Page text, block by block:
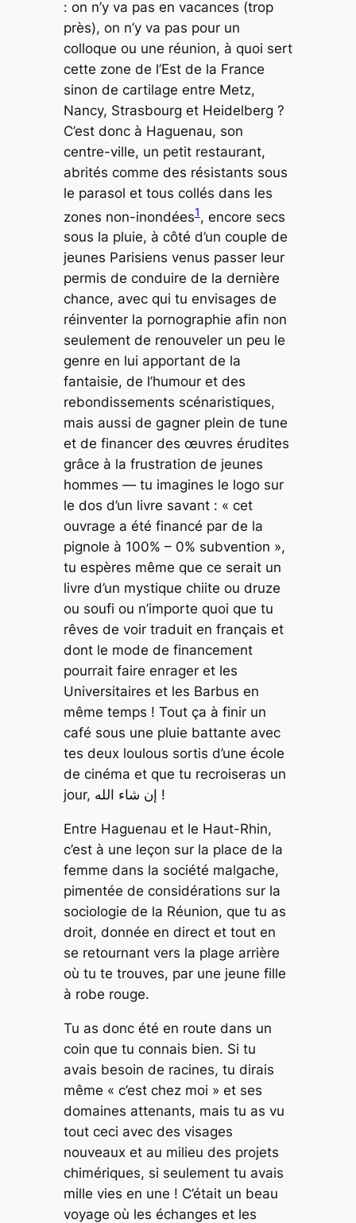
: on n’y va pas en vacances (trop
près), on n’y va pas pour un
colloque ou une réunion, à quoi sert
cette zone de l’Est de la France
sinon de cartilage entre Metz,
Nancy, Strasbourg et Heidelberg ?
C’est donc à Haguenau, son
centre-ville, un petit restaurant,
abrités comme des résistants sous
le parasol et tous collés dans les
zones non-inondées1, encore secs
sous la pluie, à côté d’un couple de
jeunes Parisiens venus passer leur
permis de conduire de la dernière
chance, avec qui tu envisages de
réinventer la pornographie afin non
seulement de renouveler un peu le
genre en lui apportant de la
fantaisie, de l’humour et des
rebondissements scénaristiques,
mais aussi de gagner plein de tune
et de financer des œuvres érudites
grâce à la frustration de jeunes
hommes — tu imagines le logo sur
le dos d’un livre savant : « cet
ouvrage a été financé par de la
pignole à 100% – 0% subvention »,
tu espères même que ce serait un
livre d’un mystique chiite ou druze
ou soufi ou n’importe quoi que tu
rêves de voir traduit en français et
dont le mode de financement
pourrait faire enrager et les
Universitaires et les Barbus en
même temps ! Tout ça à finir un
café sous une pluie battante avec
tes deux loulous sortis d’une école
de cinéma et que tu recroiseras un
jour, إن شاء الله !
Entre Haguenau et le Haut-Rhin,
c’est à une leçon sur la place de la
femme dans la société malgache,
pimentée de considérations sur la
sociologie de la Réunion, que tu as
droit, donnée en direct et tout en
se retournant vers la plage arrière
où tu te trouves, par une jeune fille
à robe rouge.
Tu as donc été en route dans un
coin que tu connais bien. Si tu
avais besoin de racines, tu dirais
même « c’est chez moi » et ses
domaines attenants, mais tu as vu
tout ceci avec des visages
nouveaux et au milieu des projets
chimériques, si seulement tu avais
mille vies en une ! C’était un beau
voyage où les échanges et les